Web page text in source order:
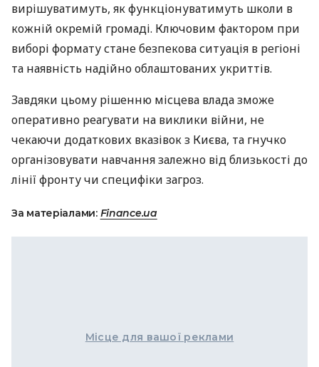
вирішуватимуть, як функціонуватимуть школи в
кожній окремій громаді. Ключовим фактором при
виборі формату стане безпекова ситуація в регіоні
та наявність надійно облаштованих укриттів.
Завдяки цьому рішенню місцева влада зможе
оперативно реагувати на виклики війни, не
чекаючи додаткових вказівок з Києва, та гнучко
організовувати навчання залежно від близькості до
лінії фронту чи специфіки загроз.
За матеріалами: Finance.ua
Місце для вашої реклами